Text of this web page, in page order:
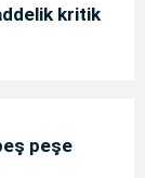
kritik
peşe